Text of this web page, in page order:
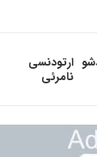
ارتودنسی
نامرئی